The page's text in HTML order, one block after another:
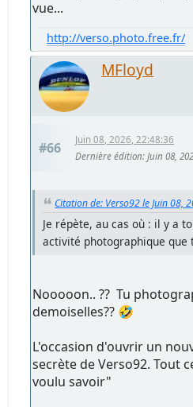
vue...
http://verso.photo.free.fr/
MFloyd
#66
Juin 08, 2026, 22:48:36
Dernière édition: Juin 08,
Citation de: Verso92 le Juin 08,
Je répète, au cas où : il y a
activité photographique que
Nooooon.. ?? Tu
demoiselles?? 🤣
L'occasion d'ouvrir un
secrète de Verso92. Tout
voulu savoir"